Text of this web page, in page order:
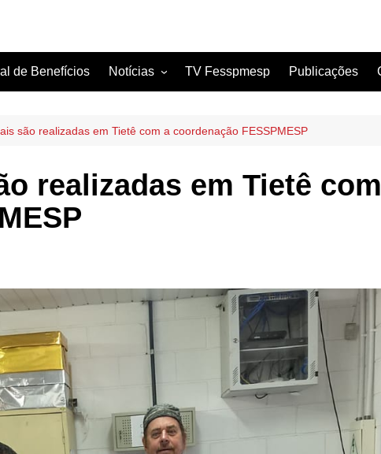
de Benefícios Notícias
Artigos
TV Fesspmesp Publicações
são realizadas em Tietê com a coordenação FESSPMESP
realizadas em Tietê